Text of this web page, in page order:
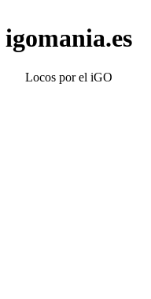
igomania.es
Locos por el iGO